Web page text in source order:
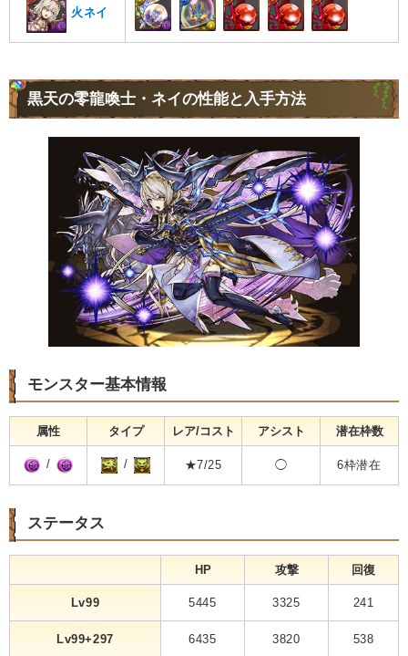
火ネイ
黒天の零龍喚士・ネイの性能と入手方法
モンスター基本情報
属性 タイプ レア/コスト アシスト 潜在枠数
/ / ★7/25 ◯ 6枠潜在
ステータス
HP 攻撃 回復
Lv99 5445 3325 241
Lv99+297 6435 3820 538